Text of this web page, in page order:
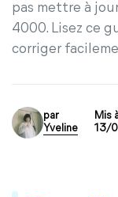
pas mettre à
4000. Lisez ce
corriger
par
Yveline
Mis
13/